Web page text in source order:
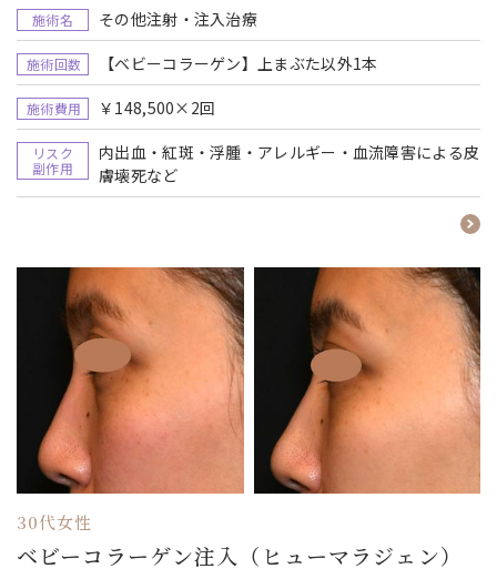
施術名 その他注射・注入治療
施術回数 【ベビーコラーゲン】上まぶた以外1本
施術費用 ￥148,500×2回
リスク
副作用
内出血・紅斑・浮腫・アレルギー・血流障害による皮
膚壊死など
30代女性
ベビーコラーゲン注入（ヒューマラジェン）